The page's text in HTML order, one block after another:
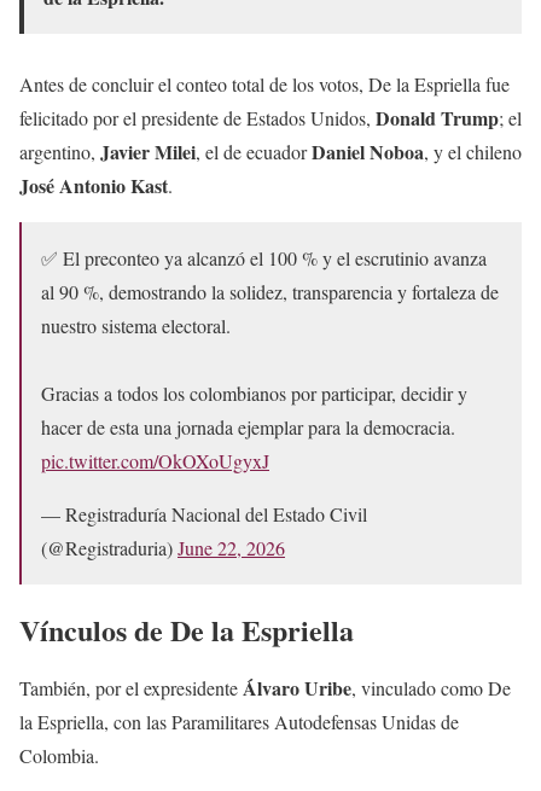
Antes de concluir el conteo total de los votos, De la Espriella fue
felicitado por el presidente de Estados Unidos, Donald Trump; el
argentino, Javier Milei, el de ecuadorDaniel Noboa, y el chileno
José Antonio Kast.
✅ El preconteo ya alcanzó el 100 % y el escrutinio avanza
al 90 %, demostrando la solidez, transparencia y fortaleza de
nuestro sistema electoral.
Gracias a todos los colombianos por participar, decidir y
hacer de esta una jornada ejemplar para la democracia.
pic.twitter.com/OkOXoUgyxJ
— Registraduría Nacional del Estado Civil
(@Registraduria)June 22, 2026
Vínculos de De la Espriella
También, por el expresidenteÁlvaro Uribe, vinculado como De
la Espriella, con las Paramilitares Autodefensas Unidas de
Colombia.